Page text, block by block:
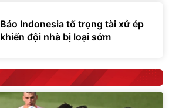
Báo Indonesia tố trọng tài xử ép
khiến đội nhà bị loại sớm